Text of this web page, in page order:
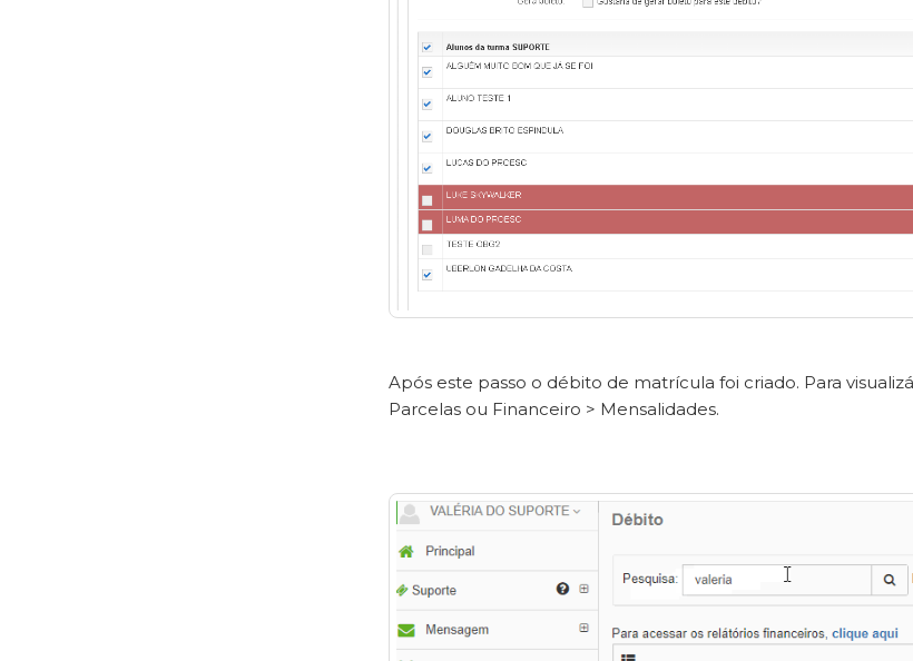
Após este passo o débito de matrícula foi criado. Para
Parcelas ou Financeiro > Mensalidades.